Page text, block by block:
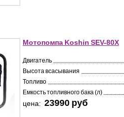
Мотопомпа Koshin SEV-80X
Двигатель
Высота всасывания
Топливо
Емкость топливного бака (л)
цена: 23990 pуб